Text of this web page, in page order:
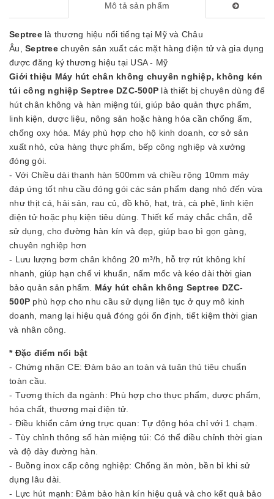
Mô tả sản phẩm
Septreelà thương hiệu nổi tiếng tại Mỹ và Châu
Âu, Septree chuyên sản xuất các mặt hàng điện tử và gia dụng
được đăng ký thương hiệu tại USA - Mỹ
Giới thiệu Máy hút chân không chuyên nghiệp, không kén
túi công nghiệp Septree DZC-500P là thiết bị chuyên dùng để
hút chân không và hàn miệng túi, giúp bảo quản thực phẩm,
linh kiện, dược liệu, nông sản hoặc hàng hóa cần chống ẩm,
chống oxy hóa. Máy phù hợp cho hộ kinh doanh, cơ sở sản
xuất nhỏ, cửa hàng thực phẩm, bếp công nghiệp và xưởng
đóng gói.
- Với Chiều dài thanh hàn 500mm và chiều rộng 10mm máy
đáp ứng tốt nhu cầu đóng gói các sản phẩm dạng nhỏ đến vừa
như thịt cá, hải sản, rau củ, đồ khô, hạt, trà, cà phê, linh kiện
điện tử hoặc phụ kiện tiêu dùng. Thiết kế máy chắc chắn, dễ
sử dụng, cho đường hàn kín và đẹp, giúp bao bì gọn gàng,
chuyên nghiệp hơn
- Lưu lượng bơm chân không 20 m³/h, hỗ trợ rút không khí
nhanh, giúp hạn chế vi khuẩn, nấm mốc và kéo dài thời gian
bảo quản sản phẩm. Máy hút chân không Septree DZC-
500P phù hợp cho nhu cầu sử dụng liên tục ở quy mô kinh
doanh, mang lại hiệu quả đóng gói ổn định, tiết kiệm thời gian
và nhân công.
* Đặc điểm nổi bật
- Chứng nhận CE: Đảm bảo an toàn và tuân thủ tiêu chuẩn
toàn cầu.
- Tương thích đa ngành: Phù hợp cho thực phẩm, dược phẩm,
hóa chất, thương mại điện tử.
- Điều khiển cảm ứng trực quan: Tự động hóa chỉ với 1 chạm.
- Tùy chỉnh thông số hàn miệng túi: Có thể điều chỉnh thời gian
và độ dày đường hàn.
- Buồng inox cấp công nghiệp: Chống ăn mòn, bền bỉ khi sử
dụng lâu dài.
- Lực hút mạnh: Đảm bảo hàn kín hiệu quả và cho kết quả bảo